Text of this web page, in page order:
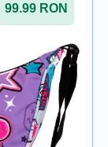
99.99 RON